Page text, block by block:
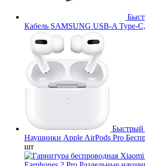
Кабель SAMSUNG USB-A Type-
Быстрый
Наушники Apple AirPods Pro
шт